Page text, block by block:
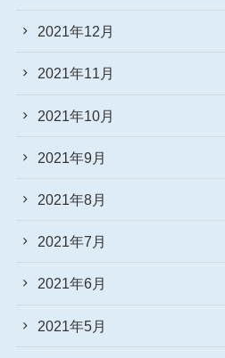
2021年12月
2021年11月
2021年10月
2021年9月
2021年8月
2021年7月
2021年6月
2021年5月